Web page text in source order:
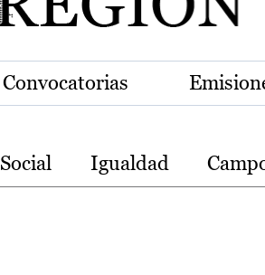
Convocatorias
Social Igualdad